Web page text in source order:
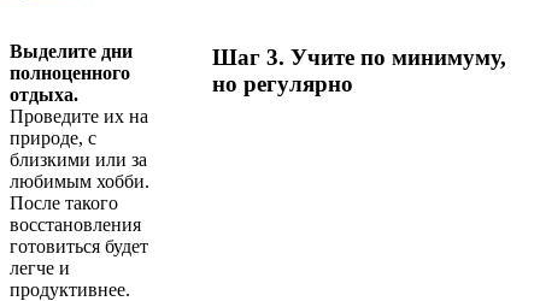
Выделите дни
полноценного
отдыха.
Проведите их на
природе, с
близкими или за
любимым хобби.
После такого
восстановления
готовиться будет
легче и
продуктивнее.
Шаг 3. Учите по минимуму,
но регулярно